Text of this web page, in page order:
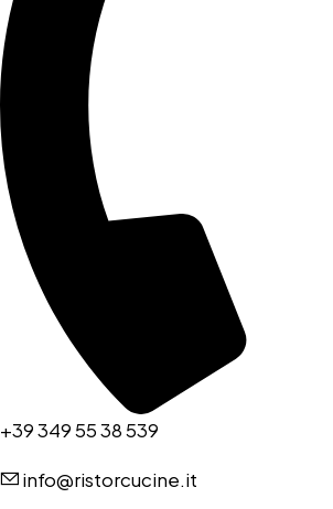
+39 349 55 38 539
info@ristorcucine.it